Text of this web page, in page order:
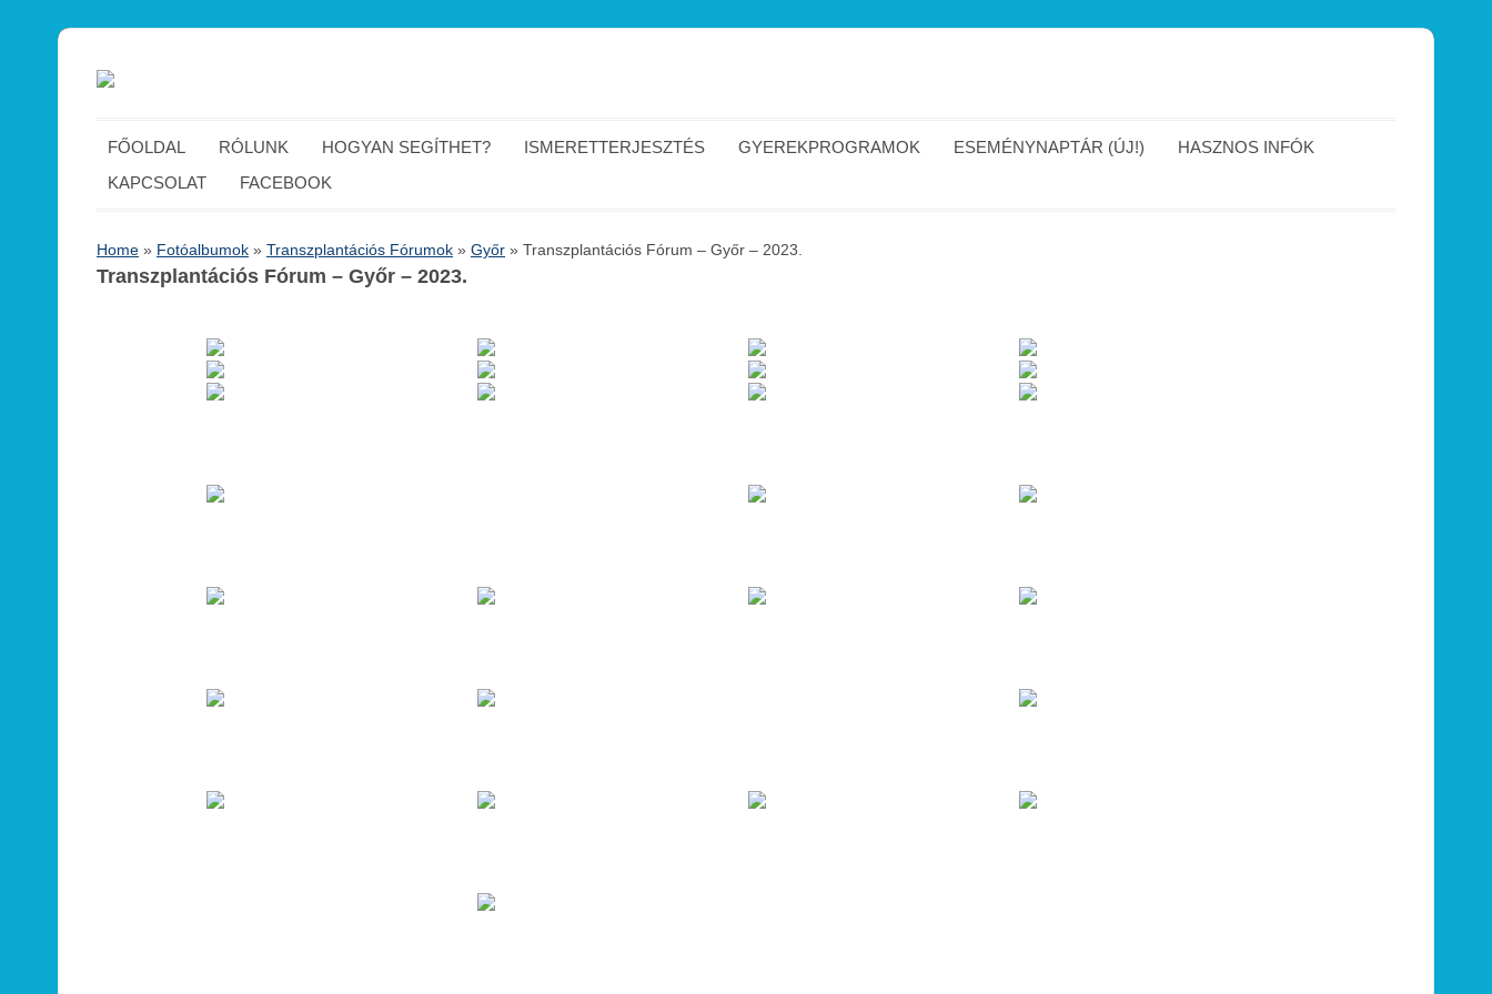
FŐOLDAL RÓLUNK HOGYAN SEGÍTHET? ISMERETTERJESZTÉS GYEREKPROGRAMOK ESEMÉNYNAPTÁR (ÚJ!)
HASZNOS INFÓK
KAPCSOLAT
FACEBOOK
Home » Fotóalbumok » Transzplantációs Fórumok » Győr » Transzplantációs Fórum – Győr – 2023.
Transzplantációs Fórum – Győr – 2023.